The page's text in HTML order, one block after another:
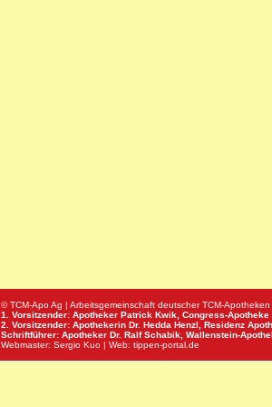
© TCM-Apo Ag | Arbeitsgemeinschaft deutscher TCM-Apotheken
1. Vorsitzender: Apotheker Patrick Kwik, Congress-Apotheke
2. Vorsitzender: Apothekerin Dr. Hedda Henzl, Residenz
Schriftführer: Apotheker Dr. Ralf Schabik, Wallenstein-
Webmaster: Sergio Kuo | Web: tippen-portal.de